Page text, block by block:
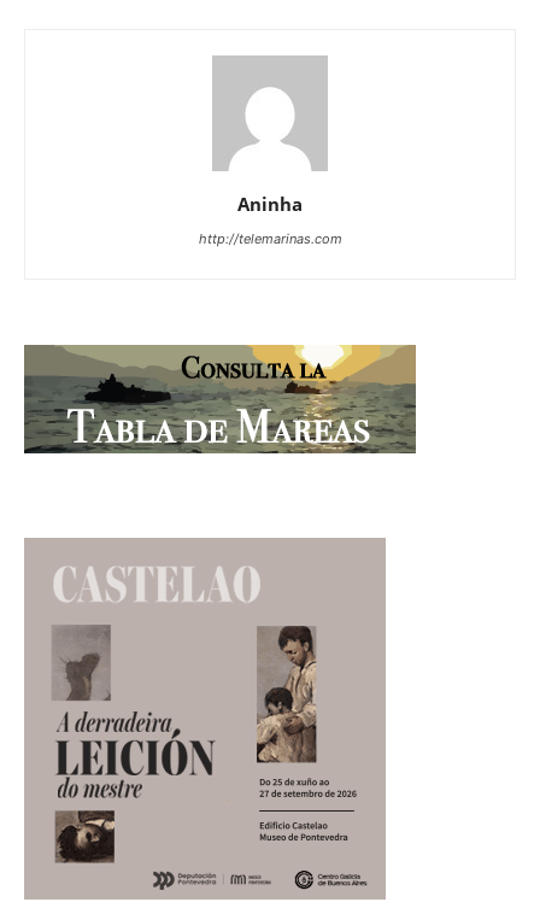
Aninha
http://telemarinas.com